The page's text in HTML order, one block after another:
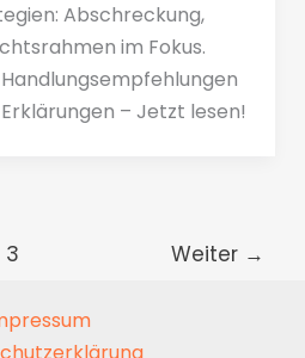
Abschreckung,
im Fokus.
– Jetzt lesen!
3 Weiter →